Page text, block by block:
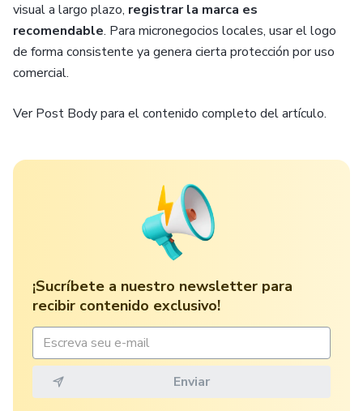
visual a largo plazo, registrar la marca es
recomendable. Para micronegocios locales, usar el logo
de forma consistente ya genera cierta protección por uso
comercial.
Ver Post Body para el contenido completo del artículo.
¡Sucríbete a nuestro newsletter para
recibir contenido exclusivo!